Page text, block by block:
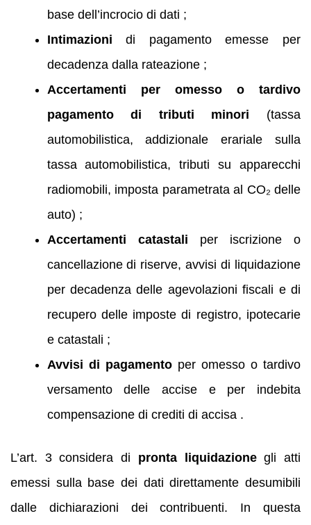
base dell’incrocio di dati ;
Intimazioni di pagamento emesse per
decadenza dalla rateazione ;
Accertamenti per omesso o tardivo
pagamento di tributi minori (tassa
automobilistica, addizionale erariale sulla
tassa automobilistica, tributi su apparecchi
radiomobili, imposta parametrata al CO₂ delle
auto) ;
Accertamenti catastali per iscrizione o
cancellazione di riserve, avvisi di liquidazione
per decadenza delle agevolazioni fiscali e di
recupero delle imposte di registro, ipotecarie
e catastali ;
Avvisi di pagamentoper omesso o tardivo
versamento delle accise e per indebita
compensazione di crediti di accisa .
L’art. 3 considera di pronta liquidazionegli atti
emessi sulla base dei dati direttamente desumibili
dalle dichiarazioni dei contribuenti. In questa